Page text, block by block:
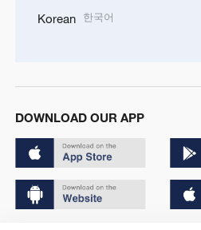
Korean 한국어
DOWNLOAD OUR APP